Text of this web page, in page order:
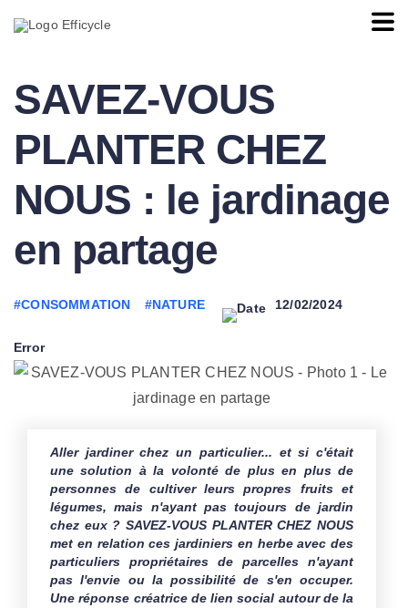
SAVEZ-VOUS
PLANTER CHEZ
NOUS : le jardinage
en partage
#CONSOMMATION #NATURE 12/02/2024
Error
Aller jardiner chez un particulier... et si c'était
une solution à la volonté de plus en plus de
personnes de cultiver leurs propres fruits et
légumes, mais n'ayant pas toujours de jardin
chez eux ? SAVEZ-VOUS PLANTER CHEZ NOUS
met en relation ces jardiniers en herbe avec des
particuliers propriétaires de parcelles n'ayant
pas l'envie ou la possibilité de s'en occuper.
Une réponse créatrice de lien social autour de la
PARTAGES
Partagez Tweetez WhatsApp